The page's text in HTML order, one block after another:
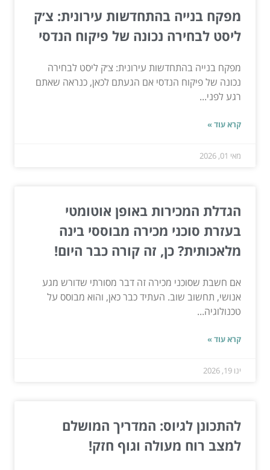
מפקח בנייה בהתחדשות עירונית: צ׳ק
ליסט לבחירה נכונה של פיקוח הנדסי
מפקח בנייה בהתחדשות עירונית: צ׳ק ליסט לבחירה
נכונה של פיקוח הנדסי אם הגעתם לכאן, כנראה שאתם
רגע לפני...
קרא עוד »
מאי 01, 2026
הגדלת המכירות באופן אוטומטי
בעזרת סוכני מכירה מבוססי בינה
מלאכותית? כן, זה קורה כבר היום!
אם חשבת שסוכני מכירה זה דבר מסורתי שדורש מגע
אנושי, תחשוב שוב. העתיד כבר כאן, והוא מבוסס על
טכנולוגיה...
קרא עוד »
ינו 19, 2026
להתכונן לגיוס: המדריך המושלם
למצב רוח מעולה וגוף חזק!